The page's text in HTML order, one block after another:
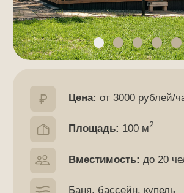
Баня, бассейн, купель
Большая зона отдыха, обеденная
зона, спальная комната
Зона патио, газовый гриль,
летняя кухня
ПОДРОБНЕЕ
система, система караоке, Wi-Fi,
холодильник, микроволновка, фен